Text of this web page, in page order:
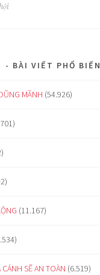
BÀI VIẾT PHỔ BIẾN
MÃNH (54.926)
(11.167)
SẼ AN TOÀN (6.519)